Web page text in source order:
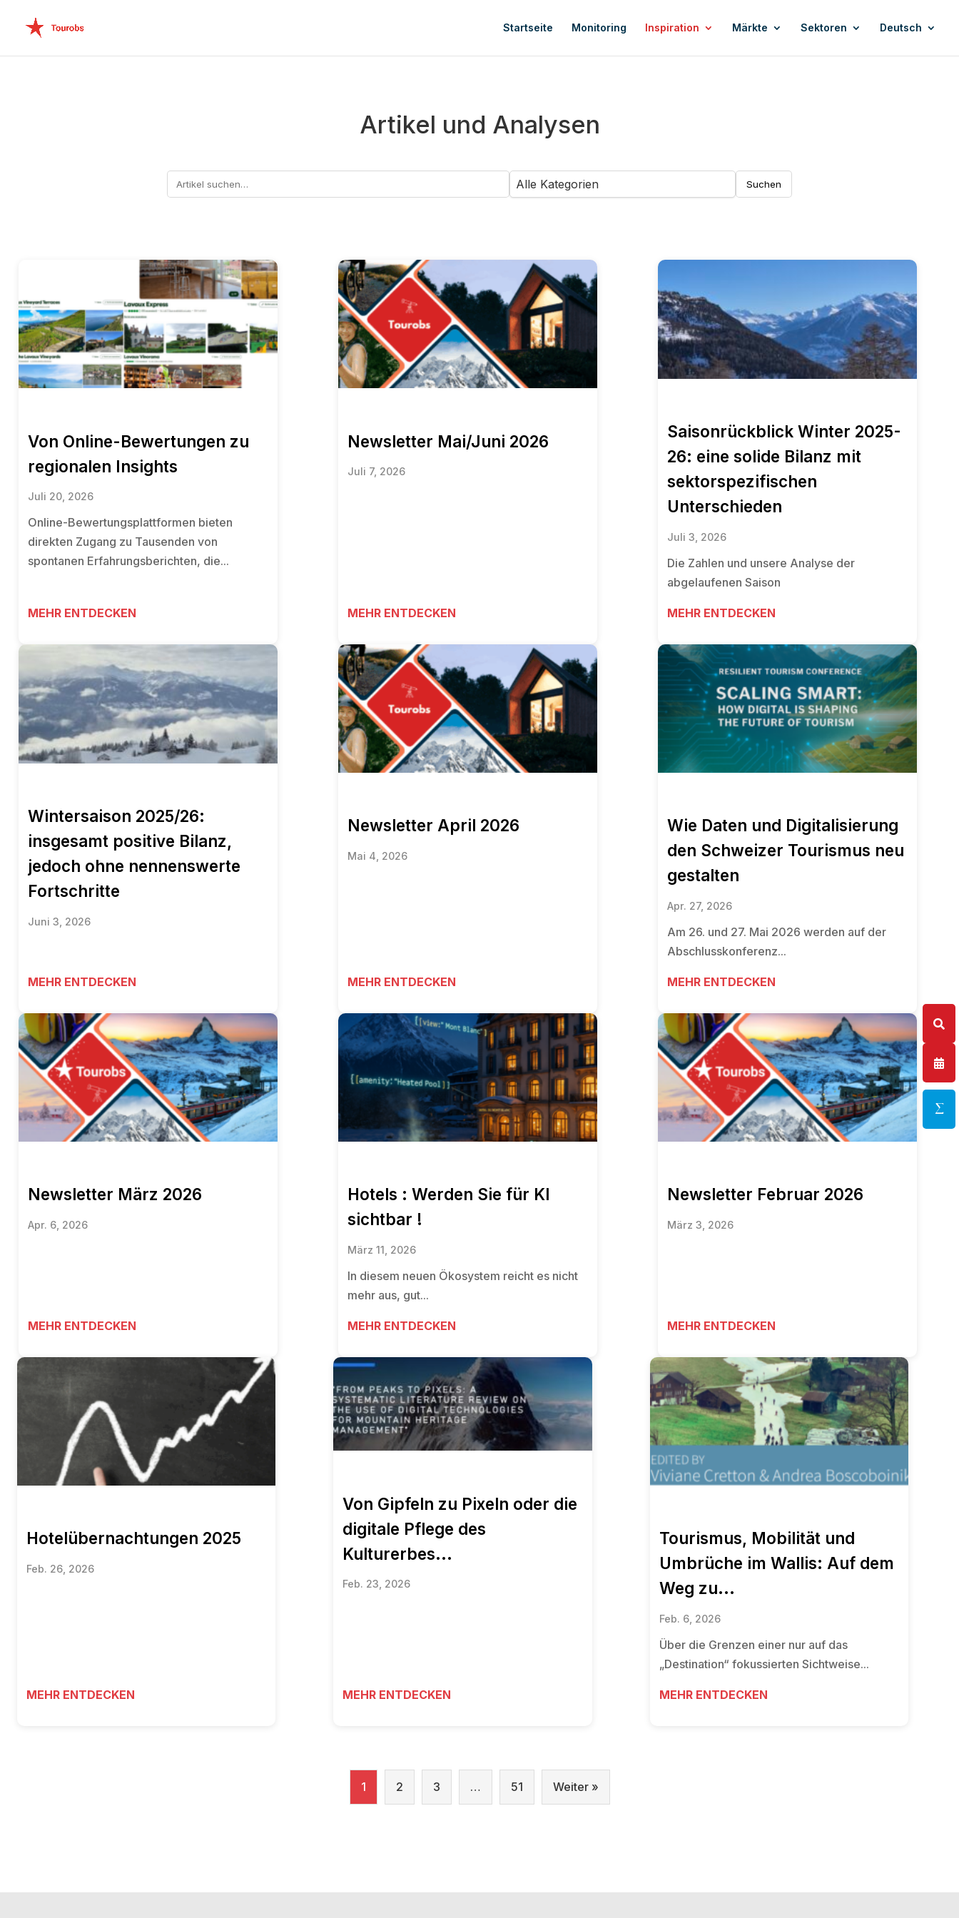
Startseite Monitoring Inspiration Märkte Sektoren Deutsch
Artikel und Analysen
Suchen
Von Online-Bewertungen zu
regionalen Insights
Juli 20, 2026
Online-Bewertungsplattformen bieten
direkten Zugang zu Tausenden von
spontanen Erfahrungsberichten, die...
MEHR ENTDECKEN
Newsletter Mai/Juni 2026
Juli 7, 2026
MEHR ENTDECKEN
Saisonrückblick Winter 2025-
26: eine solide Bilanz mit
sektorspezifischen
Unterschieden
Juli 3, 2026
Die Zahlen und unsere Analyse der
abgelaufenen Saison
MEHR ENTDECKEN
Wintersaison 2025/26:
insgesamt positive Bilanz,
jedoch ohne nennenswerte
Fortschritte
Juni 3, 2026
MEHR ENTDECKEN
Newsletter April 2026
Mai 4, 2026
MEHR ENTDECKEN
Wie Daten und Digitalisierung
den Schweizer Tourismus neu
gestalten
Apr. 27, 2026
Am 26. und 27. Mai 2026 werden auf der
Abschlusskonferenz...
MEHR ENTDECKEN
Newsletter März 2026
Apr. 6, 2026
MEHR ENTDECKEN
Hotels : Werden Sie für KI
sichtbar !
März 11, 2026
In diesem neuen Ökosystem reicht es nicht
mehr aus, gut...
MEHR ENTDECKEN
Newsletter Februar 2026
März 3, 2026
MEHR ENTDECKEN
Hotelübernachtungen 2025
Feb. 26, 2026
MEHR ENTDECKEN
Von Gipfeln zu Pixeln oder die
digitale Pflege des
Kulturerbes...
Feb. 23, 2026
MEHR ENTDECKEN
Tourismus, Mobilität und
Umbrüche im Wallis: Auf dem
Weg zu...
Feb. 6, 2026
Über die Grenzen einer nur auf das
„Destination“ fokussierten Sichtweise...
MEHR ENTDECKEN
1 2 3 … 51 Weiter »